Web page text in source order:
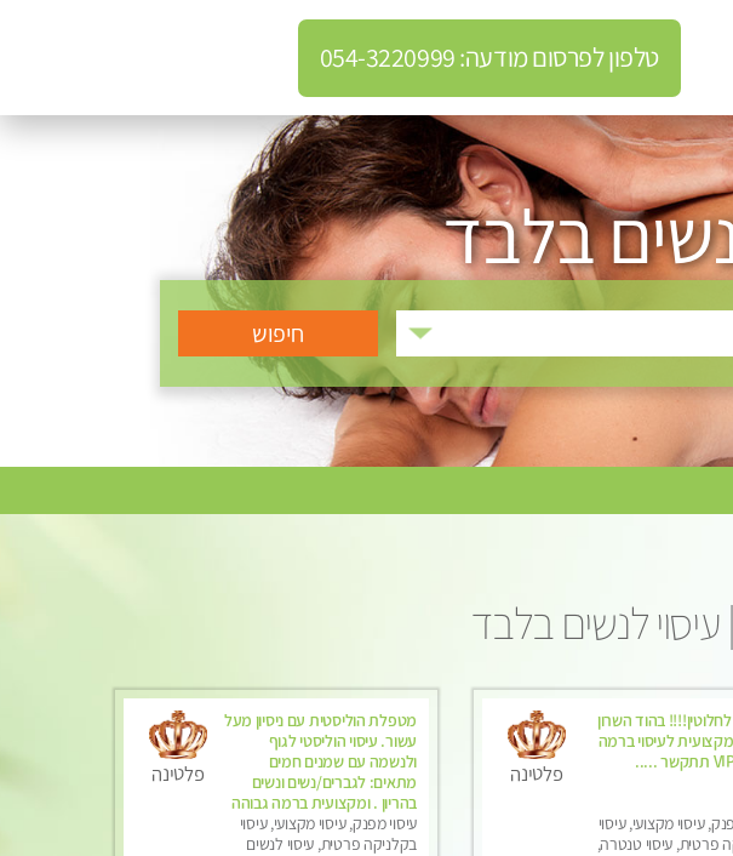
טלפון לפרסום מודעה: 054-3220999
בלבד
לנשים בלבד
בהוד השרון
לעיסוי ברמה
עיסוי מקצועי, עיסוי
פרטית, עיסוי טנטרה,
פלטינה
מטפלת הוליסטית עם ניסיון מעל
עשור. עיסוי הוליסטי לגוף
ולנשמה עם שמנים חמים
מתאים: לגברים/נשים ונשים
בהריון . ומקצועית ברמה גבוהה
עיסוי מפנק, עיסוי מקצועי, עיסוי
בקלניקה פרטית, עיסוי לנשים
פלטינה